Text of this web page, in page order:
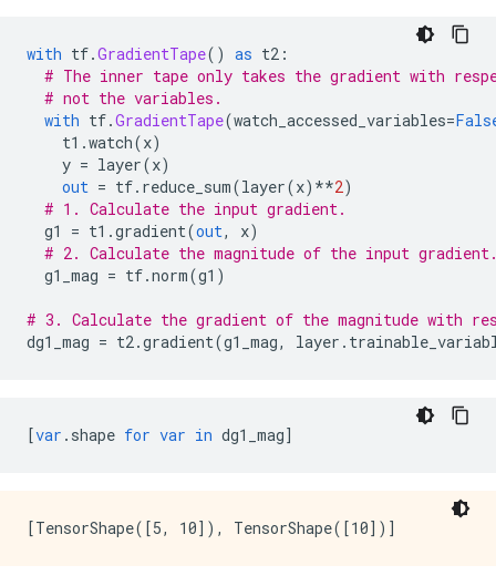
with tf.GradientTape() as t2 :
# The inner tape only takes the gradient with
# not the variables.
with tf.GradientTape(watch_accessed_variables=
t1 .watch(x)
y = layer(x)
out = tf. reduce_sum(layer(x)**2)
# 1. Calculate the input gradient.
g1 = t1 .gradient(out, x)
# 2. Calculate the magnitude of the input
g1_mag = tf.norm(g1 )
# 3. Calculate the gradient of the magnitude with
dg1_mag = t2.gradient(g1_mag, layer .
[var . shape for var in dg1_mag]